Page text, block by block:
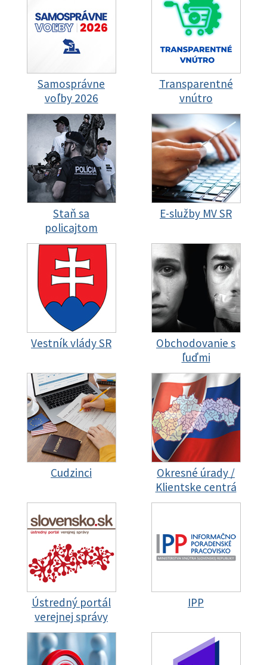
Samosprávne
voľby 2026
Transparentné
vnútro
Staň sa
policajtom
E-služby MV SR
Vestník vlády SR
Obchodovanie s
ľuďmi
Cudzinci
Okresné úrady /
Klientske centrá
Ústredný portál
verejnej správy
IPP